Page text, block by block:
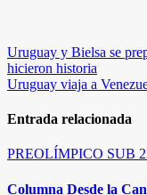
Navegación
de
Uruguay y Bielsa se
hicieron historia
Uruguay viaja a
Entrada relacionada
PREOLÍMPICO SUB
Columna Desde la